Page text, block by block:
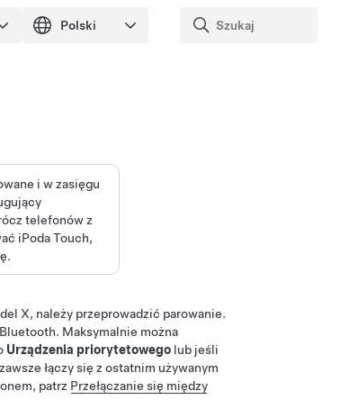
i w zasięgu
telefonów z
iPoda Touch,
X, należy przeprowadzić parowanie.
Maksymalnie można
Urządzenia priorytetowego lub jeśli
zawsze łączy się z ostatnim używanym
patrz Przełączanie się między